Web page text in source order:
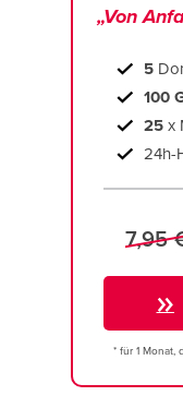
„Von
5
100
25 x
24h-
7,95
* für 1 Monat,